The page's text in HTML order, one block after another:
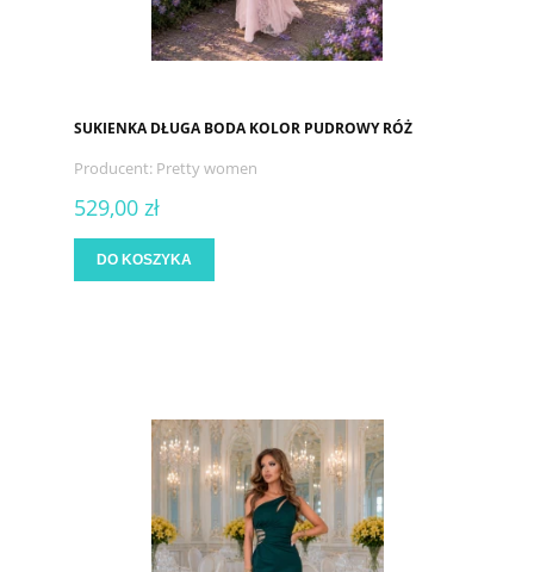
SUKIENKA DŁUGA BODA KOLOR PUDROWY RÓŻ
Producent: Pretty women
529,00 zł
DO KOSZYKA